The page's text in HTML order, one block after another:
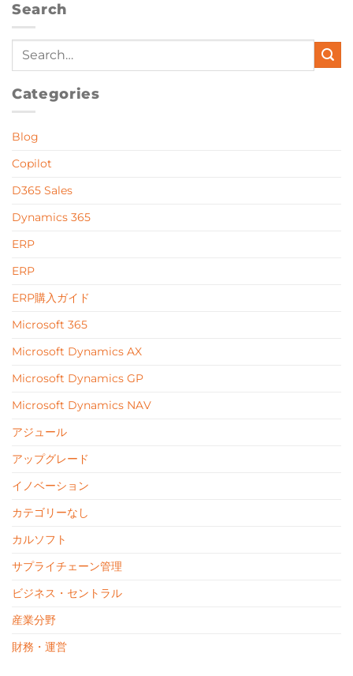
Search
Categories
Blog
Copilot
D365 Sales
Dynamics 365
ERP
ERP
ERP購入ガイド
Microsoft 365
Microsoft Dynamics AX
Microsoft Dynamics GP
Microsoft Dynamics NAV
アジュール
アップグレード
イノベーション
カテゴリーなし
カルソフト
サプライチェーン管理
ビジネス・セントラル
産業分野
財務・運営